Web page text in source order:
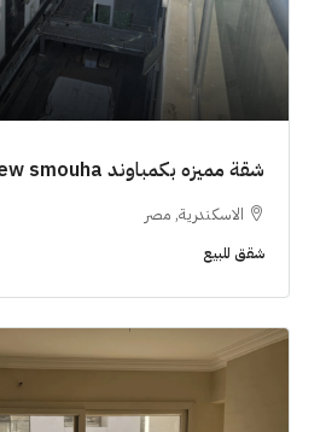
شقة مميزه بكمباوند 194m Grand View smouha
الاسكندرية, مصر
شقق للبيع